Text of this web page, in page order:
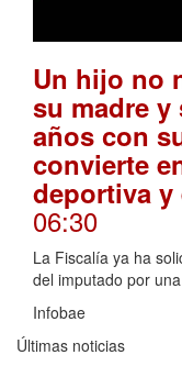
Un hijo no
su madre y
años con
convierte
deportiva y
06:30
La Fiscalía ya ha
del imputado por
Infobae
Últimas noticias